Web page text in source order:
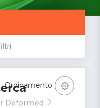
Deformed
Ordinamento